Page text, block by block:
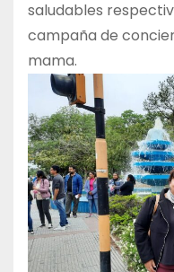
saludables
campaña de
mama.